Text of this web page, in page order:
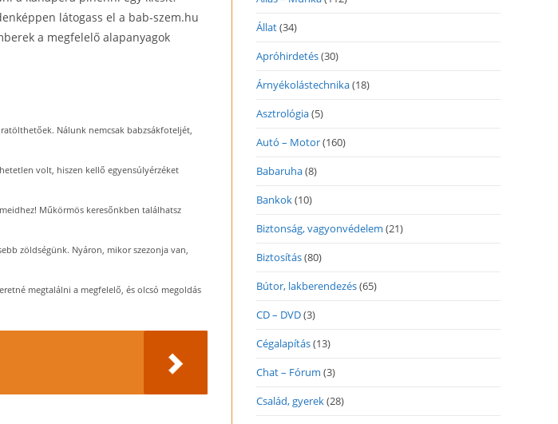
látogass el a bab-szem.hu
a megfelelő alapanyagok
Nálunk nemcsak babzsákfoteljét,
volt, hiszen kellő egyensúlyérzéket
Műkörmös keresőnkben találhatsz
zöldségünk. Nyáron, mikor szezonja van,
megtalálni a megfelelő, és olcsó megoldás
Állat(34)
Apróhirdetés(30)
Árnyékolástechnika(18)
Asztrológia(5)
Autó – Motor(160)
Babaruha(8)
Bankok(10)
Biztonság, vagyonvédelem (21)
Biztosítás(80)
Bútor, lakberendezés(65)
CD – DVD(3)
Cégalapítás(13)
Chat – Fórum (3)
Család, gyerek(28)